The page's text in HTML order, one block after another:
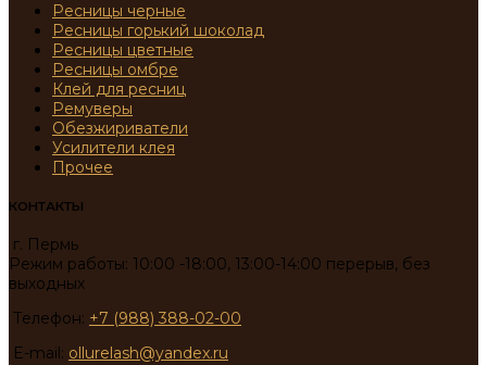
Ресницы черные
Ресницы горький шоколад
Ресницы цветные
Ресницы омбре
Клей для ресниц
Ремуверы
Обезжириватели
Усилители клея
Прочее
КОНТАКТЫ
г. Пермь
Режим работы: 10:00 -18:00, 13:00-14:00 перерыв, без
выходных
Телефон: +7 (988) 388-02-00
E-mail: ollurelash@yandex.ru